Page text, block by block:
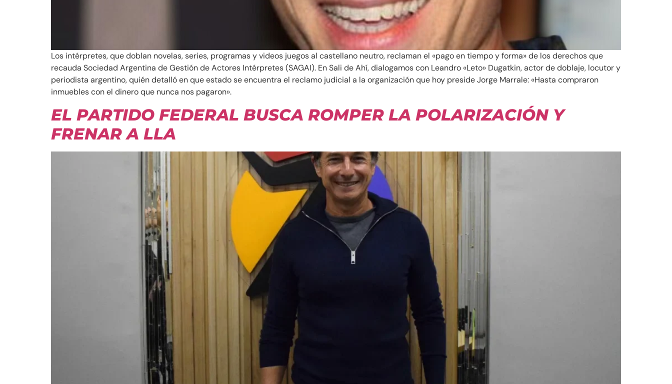
Los intérpretes, que doblan novelas, series, programas y videos juegos al castellano neutro, reclaman el «pago en tiempo y forma» de los derechos que
recauda Sociedad Argentina de Gestión de Actores Intérpretes (SAGAI). En Sali de Ahí, dialogamos con Leandro «Leto» Dugatkin, actor de doblaje, locutor y
periodista argentino, quién detalló en que estado se encuentra el reclamo judicial a la organización que hoy preside Jorge Marrale: «Hasta compraron
inmuebles con el dinero que nunca nos pagaron».
EL PARTIDO FEDERAL BUSCA ROMPER LA POLARIZACIÓN Y
FRENAR A LLA